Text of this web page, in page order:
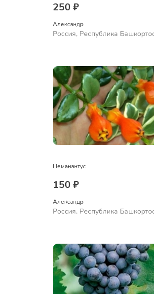
250 ₽
Александр
Россия, Республика
Неманантус
150 ₽
Александр
Россия, Республика